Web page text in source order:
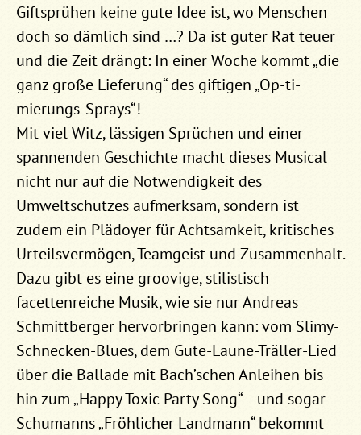
Giftsprühen keine gute Idee ist, wo Menschen
doch so dämlich sind …? Da ist guter Rat teuer
und die Zeit drängt: In einer Woche kommt „die
ganz große Lieferung“ des giftigen „Op-ti-
mierungs-Sprays“!
Mit viel Witz, lässigen Sprüchen und einer
spannenden Geschichte macht dieses Musical
nicht nur auf die Notwendigkeit des
Umweltschutzes aufmerksam, sondern ist
zudem ein Plädoyer für Achtsamkeit, kritisches
Urteilsvermögen, Teamgeist und Zusammenhalt.
Dazu gibt es eine groovige, stilistisch
facettenreiche Musik, wie sie nur Andreas
Schmittberger hervorbringen kann: vom Slimy-
Schnecken-Blues, dem Gute-Laune-Träller-Lied
über die Ballade mit Bach’schen Anleihen bis
hin zum „Happy Toxic Party Song“ – und sogar
Schumanns „Fröhlicher Landmann“ bekommt